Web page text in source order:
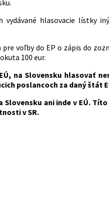
hlasovacie lístky
voľby do EP o zápis do
100 eur.
na Slovensku hlasovať
poslancoch za daný štát
ani inde v EÚ.
v SR.